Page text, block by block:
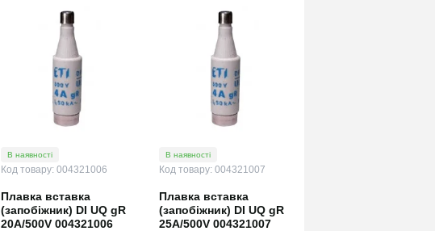
В наявності
Код товару: 004321006
Плавка вставка
(запобіжник) DI UQ gR
20A/500V 004321006
В наявності
Код товару: 004321007
Плавка вставка
(запобіжник) DI UQ gR
25A/500V 004321007